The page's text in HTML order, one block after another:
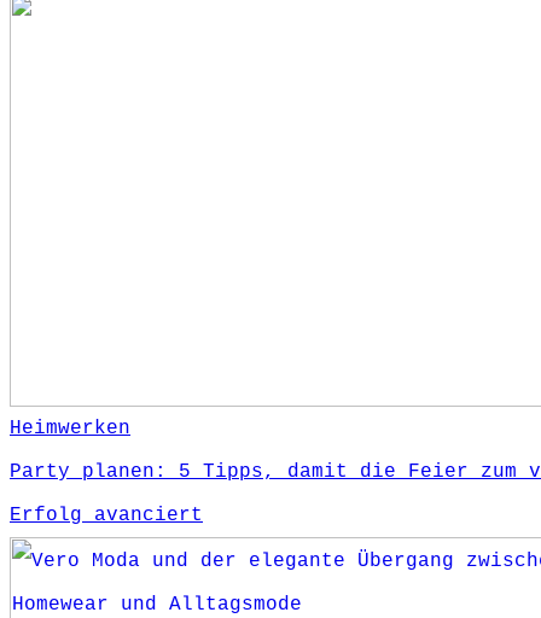
Heimwerken
Party planen: 5 Tipps, damit die Feier zum
Erfolg avanciert